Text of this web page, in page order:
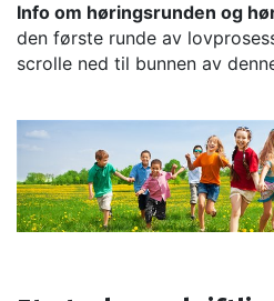
Info om høringsrunden og
den første runde av
scrolle ned til bunnen av